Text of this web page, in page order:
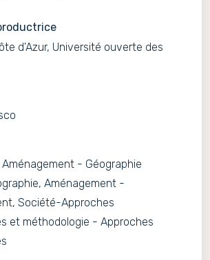
d'Azur, Université ouverte des
Aménagement - Géographie
Aménagement -
Société-Approches
et méthodologie - Approches